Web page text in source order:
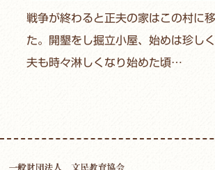
戦争が終わると正夫の家はこの村に
た。開墾をし掘立小屋、始めは珍し
夫も時々淋しくなり始めた頃…